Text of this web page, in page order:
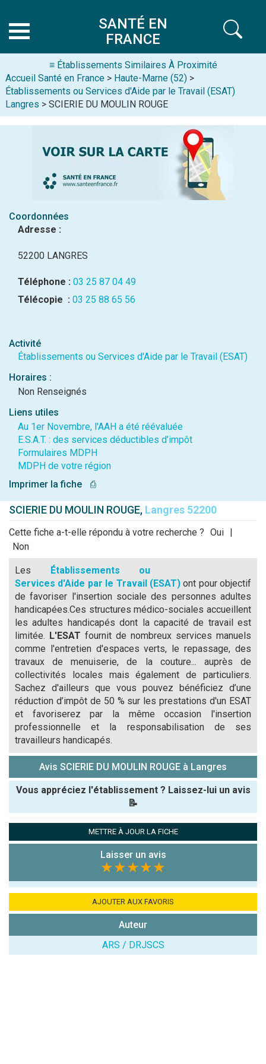
SANTÉ EN
FRANCE
≡ Établissements Similaires À Proximité
Accueil Santé en France > Haute-Marne (52) >
Établissements ou Services d'Aide par le Travail (ESAT)
Langres > SCIERIE DU MOULIN ROUGE
Coordonnées
Adresse :
52200 LANGRES
Téléphone : 03 25 87 04 49
Télécopie : 03 25 88 65 56
Activité
Établissements ou Services d'Aide par le Travail (ESAT)
Horaires :
Non Renseignés
Liens utiles
Au 1er Novembre, l'AAH a été réévaluée
E.S.A.T. : des services déductibles d’impôt
Formulaires MDPH
MDPH de votre région
Imprimer la fiche
⎙
SCIERIE DU MOULIN ROUGE, Langres 52200
Cette fiche a-t-elle répondu à votre recherche ? Oui |
Non
Les Établissements ou
Services d'Aide par le Travail (ESAT)ont pour objectif
de favoriser l'insertion sociale des personnes adultes
handicapées.Ces structures médico-sociales accueillent
les adultes handicapés dont la capacité de travail est
limitée. L'ESAT fournit de nombreux services manuels
comme l'entretien d'espaces verts, le repassage, des
travaux de menuiserie, de la couture... auprès de
collectivités locales mais également de particuliers.
Sachez d'ailleurs que vous pouvez bénéficiez d’une
réduction d’impôt de 50 % sur les prestations d'un ESAT
et favoriserez par la même occasion l'insertion
professionnelle et la responsabilisation de ses
travailleurs handicapés.
Avis SCIERIE DU MOULIN ROUGE à Langres
Vous appréciez l'établissement ? Laissez-lui un avis
📝
Note que vous souhaitez attribuer :
Antispam -
7x4 (en
METTRE À JOUR LA FICHE
Laisser un avis
★★★★★
AJOUTER AUX FAVORIS
Auteur
ARS / DRJSCS